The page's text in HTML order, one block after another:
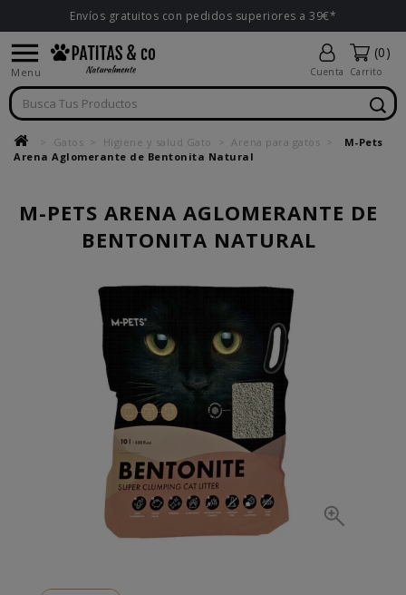
Envíos gratuitos con pedidos superiores a 39€*

Menu Cuenta
(0)
Carrito
Gatos Higiene y salud Gato Arena para gatos
M-Pets
Arena Aglomerante de Bentonita Natural
M-PETS ARENA AGLOMERANTE DE
BENTONITA NATURAL